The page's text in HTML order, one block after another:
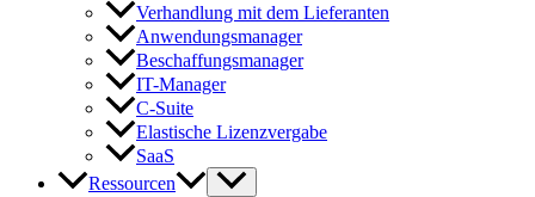
Verhandlung mit dem Lieferanten
Anwendungsmanager
Beschaffungsmanager
IT-Manager
C-Suite
Elastische Lizenzvergabe
SaaS
Ressourcen